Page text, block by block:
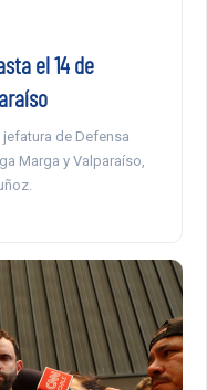
el 14 de
de Defensa
Marga y Valparaíso,